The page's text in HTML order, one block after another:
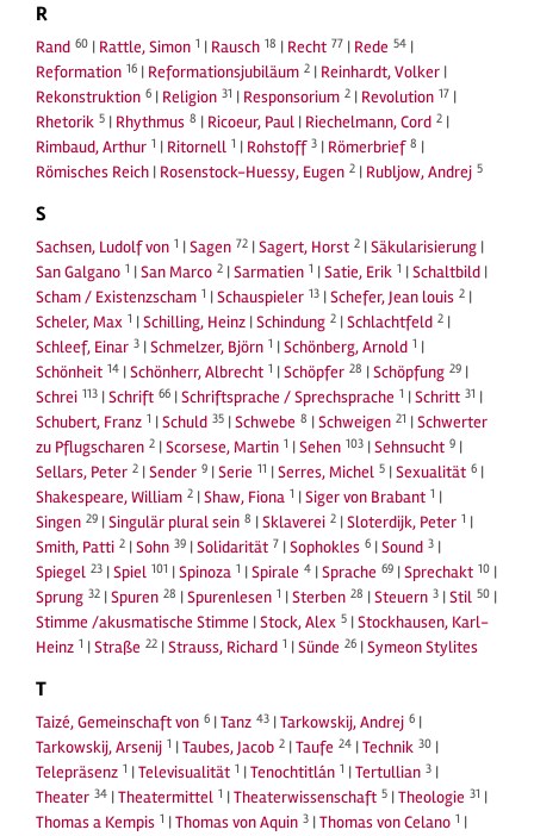
R
Rand 60 | Rattle, Simon 1 | Rausch 18 | Recht 77 | Rede 54 |
Reformation 16 | Reformationsjubiläum 2 | Reinhardt, Volker |
Rekonstruktion 6 | Religion 31 | Responsorium 2 | Revolution 17 |
Rhetorik 5 | Rhythmus 8 | Ricoeur, Paul | Riechelmann, Cord 2 |
Rimbaud, Arthur 1 | Ritornell 1 | Rohstoff 3 | Römerbrief 8 |
Römisches Reich | Rosenstock-Huessy, Eugen 2 | Rubljow, Andrej 5
S
Sachsen, Ludolf von 1 |Sagen 72 |Sagert, Horst 2 |Säkularisierung |
San Galgano 1 |San Marco 2 |Sarmatien 1 |Satie, Erik 1 |Schaltbild |
Scham / Existenzscham 1 |Schauspieler 13 |Schefer, Jean louis 2 |
Scheler, Max 1 |Schilling, Heinz |Schindung 2 |Schlachtfeld 2 |
Schleef, Einar 3 |Schmelzer, Björn 1 |Schönberg, Arnold 1 |
Schönheit 14 |Schönherr, Albrecht 1 |Schöpfer 28 |Schöpfung 29 |
Schrei 113 |Schrift 66 |Schriftsprache / Sprechsprache 1 |Schritt 31 |
Schubert, Franz 1 |Schuld 35 |Schwebe 8 |Schweigen 21 |Schwerter
zu Pflugscharen 2 |Scorsese, Martin 1 |Sehen 103 |Sehnsucht 9 |
Sellars, Peter 2 |Sender 9 |Serie 11 |Serres, Michel 5 |Sexualität 6 |
Shakespeare, William 2 |Shaw, Fiona 1 |Siger von Brabant 1 |
Singen 29 |Singulär plural sein 8 |Sklaverei 2 |Sloterdijk, Peter 1 |
Smith, Patti 2 |Sohn 39 |Solidarität 7 |Sophokles 6 |Sound 3 |
Spiegel 23 |Spiel 101 |Spinoza 1 |Spirale 4 |Sprache 69 |Sprechakt 10 |
Sprung 32 |Spuren 28 |Spurenlesen 1 |Sterben 28 |Steuern 3 |Stil 50 |
Stimme /akusmatische Stimme |Stock, Alex 5 |Stockhausen, Karl-
Heinz 1 |Straße 22 |Strauss, Richard 1 |Sünde 26 |Symeon Stylites
T
Taizé, Gemeinschaft von 6 |Tanz 43 |Tarkowskij, Andrej 6 |
Tarkowskij, Arsenij 1 |Taubes, Jacob 2 |Taufe 24 |Technik 30 |
Telepräsenz 1 |Televisualität 1 |Tenochtitlán 1 |Tertullian 3 |
Theater 34 |Theatermittel 1 |Theaterwissenschaft 5 |Theologie 31 |
Thomas a Kempis 1 |Thomas von Aquin 3 |Thomas von Celano 1 |